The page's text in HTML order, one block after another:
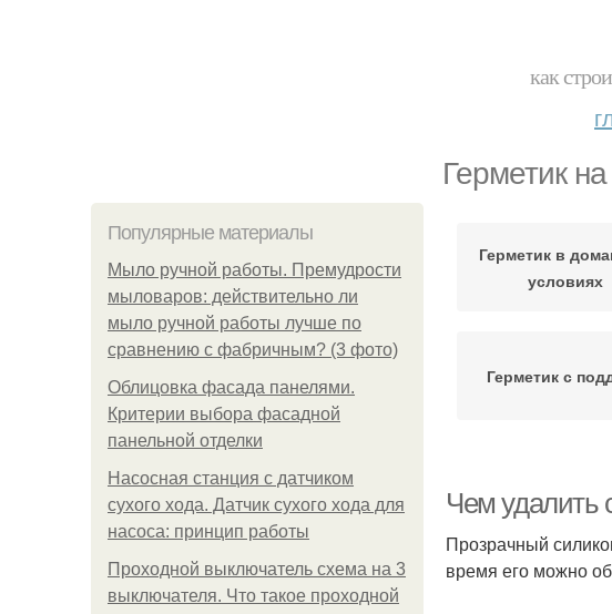
как
Герметик
Популярные материалы
Мыло ручной работы. Премудрости
мыловаров: действительно ли
мыло ручной работы лучше по
сравнению с фабричным? (3 фото)
Облицовка фасада панелями.
Критерии выбора фасадной
панельной отделки
Насосная станция с датчиком
сухого хода. Датчик сухого хода для
насоса: принцип работы
Проходной выключатель схема на 3
выключателя. Что такое проходной
Герметик в
условиях
Герметик с
Чем удалить
Прозрачный
время его можно